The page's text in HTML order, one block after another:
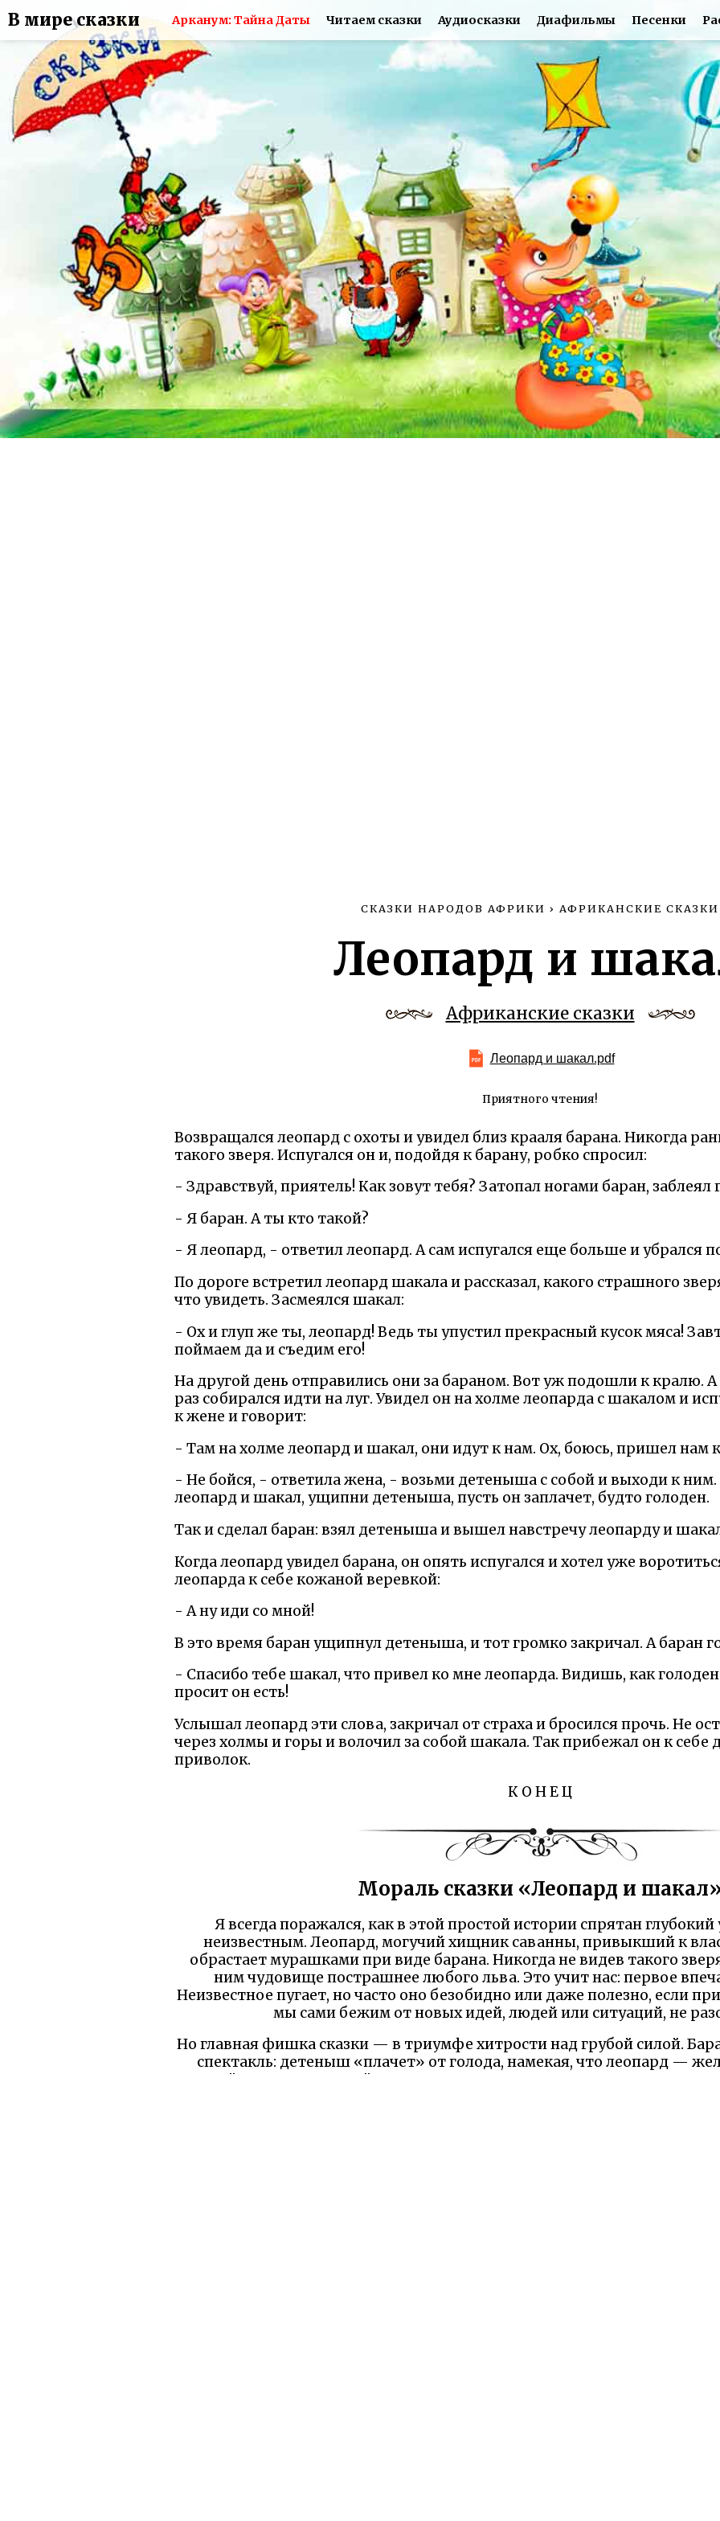
В мире сказки Арканум: Тайна Даты Читаем сказки Аудиосказки Диафильмы Песенки
СКАЗКИ НАРОДОВ АФРИКИ › АФРИКАНСКИЕ СКАЗКИ
Леопард и
Африканские сказки
Леопард и шакал.pdf
Приятного чтения!
Возвращался леопард с охоты и увидел близ крааля барана. Никогда
такого зверя. Испугался он и, подойдя к барану, робко спросил:
- Здравствуй, приятель! Как зовут тебя? Затопал ногами баран, заблеял
- Я баран. А ты кто такой?
- Я леопард, - ответил леопард. А сам испугался еще больше и убрался
По дороге встретил леопард шакала и рассказал, какого страшного
что увидеть. Засмеялся шакал:
- Ох и глуп же ты, леопард! Ведь ты упустил прекрасный кусок мяса!
поймаем да и съедим его!
На другой день отправились они за бараном. Вот уж подошли к кралю. А
раз собирался идти на луг. Увидел он на холме леопарда с шакалом и
к жене и говорит:
- Там на холме леопард и шакал, они идут к нам. Ох, боюсь, пришел нам
- Не бойся, - ответила жена, - возьми детеныша с собой и выходи к
леопард и шакал, ущипни детеныша, пусть он заплачет, будто голоден.
Так и сделал баран: взял детеныша и вышел навстречу леопарду и
Когда леопард увидел барана, он опять испугался и хотел уже
леопарда к себе кожаной веревкой:
- А ну иди со мной!
В это время баран ущипнул детеныша, и тот громко закричал. А баран
- Спасибо тебе шакал, что привел ко мне леопарда. Видишь, как
просит он есть!
Услышал леопард эти слова, закричал от страха и бросился прочь. Не
через холмы и горы и волочил за собой шакала. Так прибежал он к себе
приволок.
К О Н Е Ц
Мораль сказки «Леопард и
Я всегда поражался, как в этой простой истории спрятан глубокий
неизвестным. Леопард, могучий хищник саванны, привыкший к
обрастает мурашками при виде барана. Никогда не видев такого
ним чудовище пострашнее любого льва. Это учит нас: первое
Неизвестное пугает, но часто оно безобидно или даже полезно, если
мы сами бежим от новых идей, людей или ситуаций, не
Но главная фишка сказки — в триумфе хитрости над грубой силой.
спектакль: детеныш «плачет» от голода, намекая, что леопард —
жадный и самоуверенный, тащит друга в ловушку и сам волочится за